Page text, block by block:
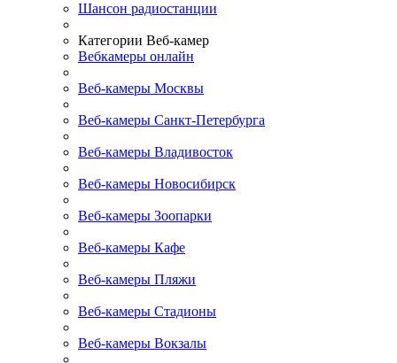
Шансон радиостанции
Категории Веб-камер
Вебкамеры онлайн
Веб-камеры Москвы
Веб-камеры Санкт-Петербурга
Веб-камеры Владивосток
Веб-камеры Новосибирск
Веб-камеры Зоопарки
Веб-камеры Кафе
Веб-камеры Пляжи
Веб-камеры Стадионы
Веб-камеры Вокзалы